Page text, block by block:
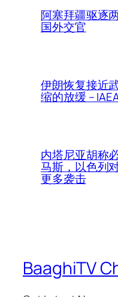
阿塞拜疆驱逐
国外交官
伊朗恢复接近
缩的放缓 –
内塔尼亚胡称
马斯，以色列
更多袭击
BaaghiTV